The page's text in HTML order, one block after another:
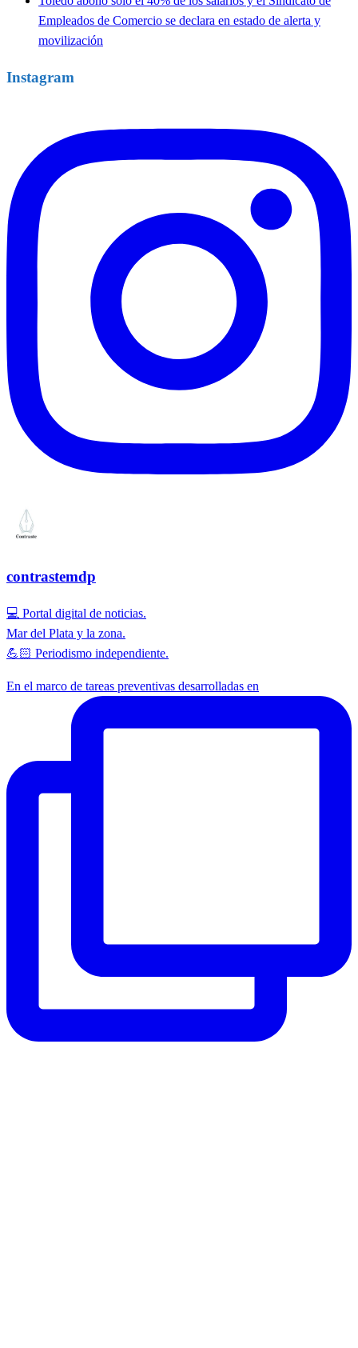
Empleados de Comercio se declara en estado de alerta y
movilización
Instagram
contrastemdp
💻 Portal digital de noticias.
Mar del Plata y la zona.
💪🏻 Periodismo independiente.
En el marco de tareas preventivas desarrolladas en